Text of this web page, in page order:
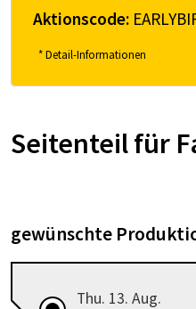
Aktionscode:
* Detail-Informationen
Sei­ten­teil für
gewünschte
Thu. 13. Aug.